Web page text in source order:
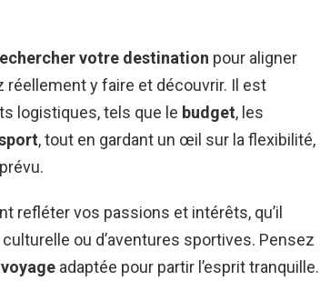
votre destination pour aligner
y faire et découvrir. Il est
logistiques, tels que le budget, les
, tout en gardant un œil sur la flexibilité,
refléter vos passions et intérêts, qu’il
ou d’aventures sportives. Pensez
adaptée pour partir l’esprit tranquille.